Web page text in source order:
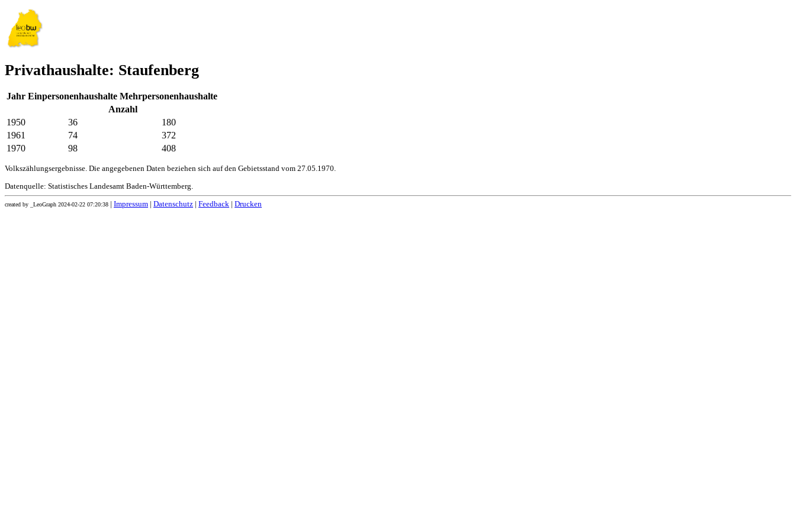
Privathaushalte: Staufenberg
Jahr Einpersonenhaushalte Mehrpersonenhaushalte
Anzahl
1950
36
180
1961
74
372
1970
98 408
Volkszählungsergebnisse. Die angegebenen Daten beziehen sich auf den Gebietsstand vom 27.05.1970.
Datenquelle: Statistisches Landesamt Baden-Württemberg.
created by _LeoGraph 2024-02-22 07:20:38 Impressum Datenschutz Feedback Drucken